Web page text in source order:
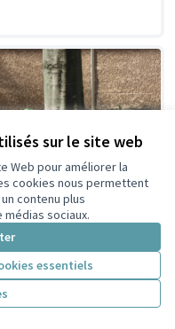
sur le site web
Web pour améliorer la
cookies nous permettent
contenu plus
sociaux.
essentiels